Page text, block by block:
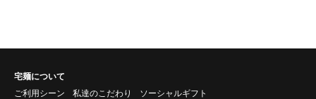
宅麺について
ご利用シーン
私達のこだわり ソーシャルギフト